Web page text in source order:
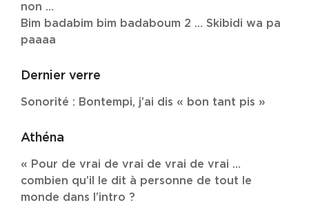
non …
Bim badabim bim badaboum 2 … Skibidi wa pa
paaaa
Dernier verre
Sonorité : Bontempi, j’ai dis « bon tant pis »
Athéna
« Pour de vrai de vrai de vrai de vrai …
combien qu’il le dit à personne de tout le
monde dans l’intro ?